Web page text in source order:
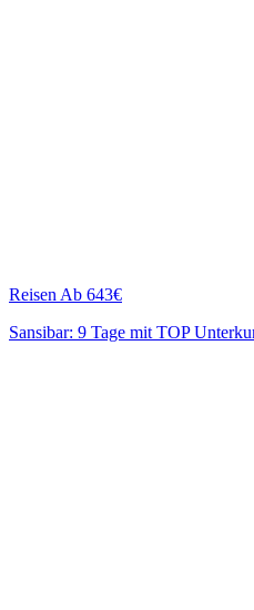
Reisen Ab 643€
Sansibar: 9 Tage mit TOP